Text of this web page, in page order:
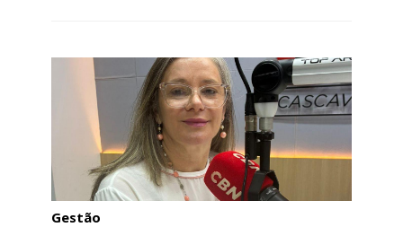
Gestão